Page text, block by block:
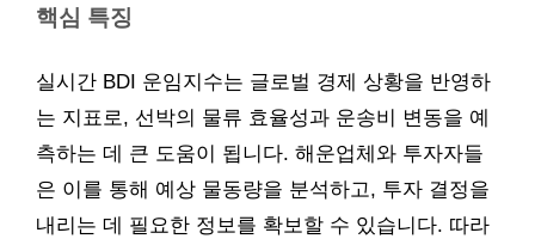
핵심 특징
실시간 BDI 운임지수는 글로벌 경제 상황을 반영하
는 지표로, 선박의 물류 효율성과 운송비 변동을 예
측하는 데 큰 도움이 됩니다. 해운업체와 투자자들
은 이를 통해 예상 물동량을 분석하고, 투자 결정을
내리는 데 필요한 정보를 확보할 수 있습니다. 따라